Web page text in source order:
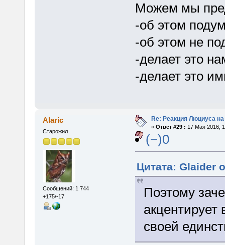
Можем мы
-об этом
-об этом не
-делает это
-делает это
Alaric
Старожил
Сообщений: 1 744
+175/-17
Re: Реакция Люциуса
« Ответ #29 : 17 Мая 2016,
(−)0
Цитата: Glaider
Поэтому
акцентирует
своей